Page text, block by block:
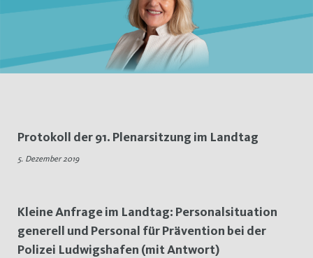
Tag:
5.
Dezember
2019
Protokoll der 91. Plenarsitzung im Landtag
5. Dezember 2019
Kleine Anfrage im Landtag: Personalsituation
generell und Personal für Prävention bei der
Polizei Ludwigshafen (mit Antwort)